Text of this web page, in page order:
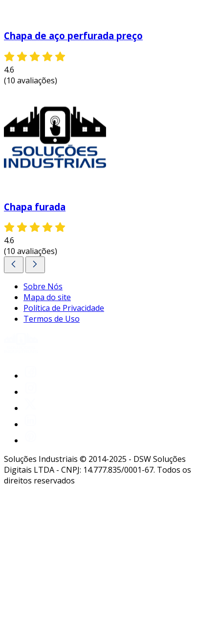
Chapa de aço perfurada preço
4.6
(10 avaliações)
Chapa furada
4.6
(10 avaliações)
Sobre Nós
Mapa do site
Política de Privacidade
Termos de Uso
Soluções Industriais © 2014-2025 - DSW Soluções
Digitais LTDA - CNPJ: 14.777.835/0001-67. Todos os
direitos reservados